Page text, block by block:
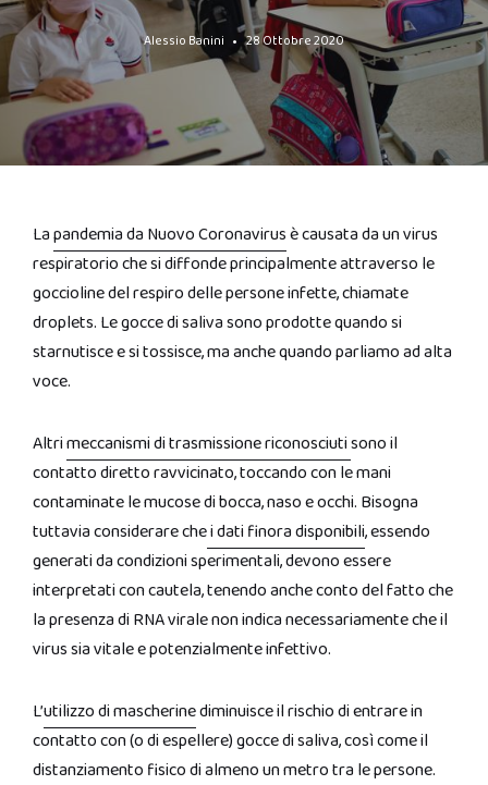
Alessio Banini 28 Ottobre 2020
Lapandemia da Nuovo Coronavirusè causata da un virus
respiratorio che si diffonde principalmente attraverso le
goccioline del respiro delle persone infette, chiamate
droplets. Le gocce di saliva sono prodotte quando si
starnutisce e si tossisce, ma anche quando parliamo ad alta
voce.
Altrimeccanismi di trasmissione riconosciutisono il
contatto diretto ravvicinato, toccando con le mani
contaminate le mucose di bocca, naso e occhi. Bisogna
tuttavia considerare chei dati finora disponibili, essendo
generati da condizioni sperimentali, devono essere
interpretati con cautela, tenendo anche conto del fatto che
la presenza di RNA virale non indica necessariamente che il
virus sia vitale e potenzialmente infettivo.
L’utilizzo di mascherinediminuisce il rischio di entrare in
contatto con (o di espellere) gocce di saliva, così come il
distanziamento fisico di almeno un metro tra le persone.